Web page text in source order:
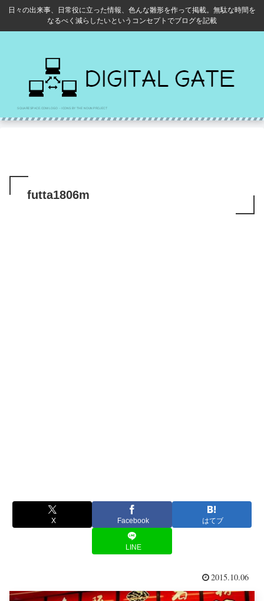
日々の出来事、日常役に立った情報、色んな雛形を作って掲載。無駄な時間を
なるべく減らしたいというコンセプトでブログを記載
futta1806m
X Facebook はてブ
LINE
2015.10.06